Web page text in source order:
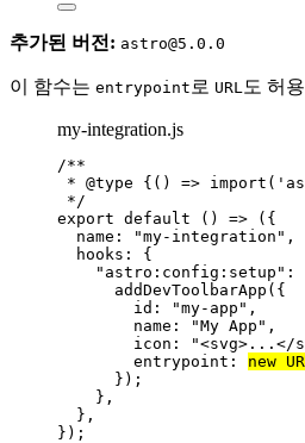
추가된 버전: astro@5.0.0
이 함수는 entrypoint 로 URL 도 허
my-integration.js
/**
* @type
{() =>
*/
export default () => ({
name:
"my-integration " ,
hooks: {
" astro:config:setup " :
addDevToolbarApp ({
id:
"my-app " ,
name:
"My App " ,
icon:
"<svg>...</
entrypoint: new
});
},
},
});